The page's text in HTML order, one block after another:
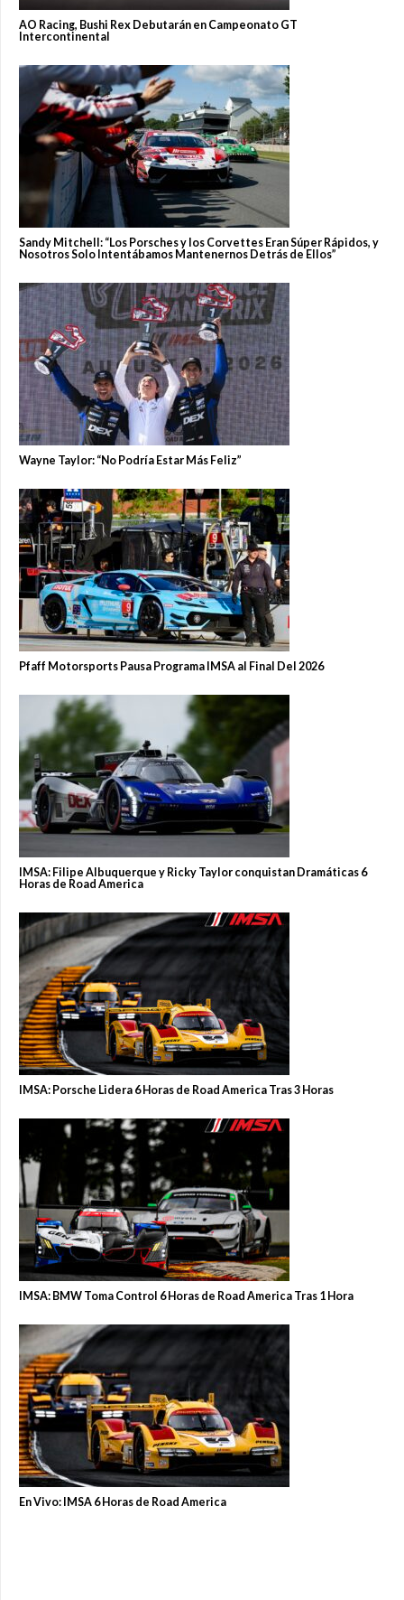
AO Racing, Bushi Rex Debutarán en Campeonato GT
Intercontinental
Sandy Mitchell: “Los Porsches y los Corvettes Eran Súper Rápidos, y
Nosotros Solo Intentábamos Mantenernos Detrás de Ellos”
Wayne Taylor: “No Podría Estar Más Feliz”
Pfaff Motorsports Pausa Programa IMSA al Final Del 2026
IMSA: Filipe Albuquerque y Ricky Taylor conquistan Dramáticas 6
Horas de Road America
IMSA: Porsche Lidera 6 Horas de Road America Tras 3 Horas
IMSA: BMW Toma Control 6 Horas de Road America Tras 1 Hora
En Vivo: IMSA 6 Horas de Road America